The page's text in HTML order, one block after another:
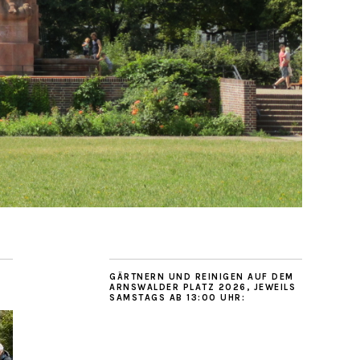
GÄRTNERN UND REINIGEN AUF DEM
ARNSWALDER PLATZ 2026, JEWEILS
SAMSTAGS AB 13:00 UHR: